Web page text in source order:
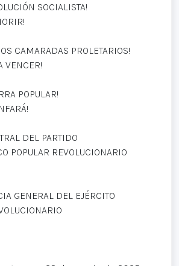
SOCIALISTA!
CAMARADAS PROLETARIOS!
VENCER!
POPULAR!
DEL PARTIDO
POPULAR REVOLUCIONARIO
GENERAL DEL EJÉRCITO